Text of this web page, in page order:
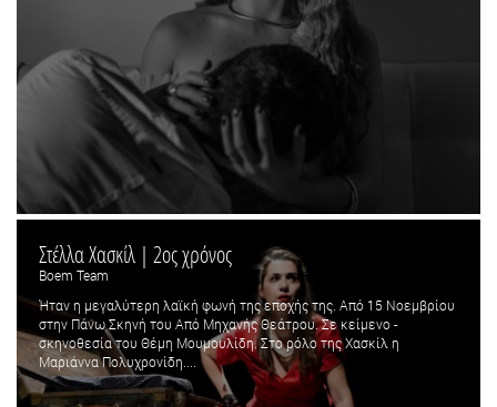
Στέλλα Χασκίλ | 2ος χρόνος
Boem Team
Ήταν η μεγαλύτερη λαϊκή φωνή της εποχής της. Από 15 Νοεμβρίου
στην Πάνω Σκηνή του Από Μηχανής Θεάτρου. Σε κείμενο -
σκηνοθεσία του Θέμη Μουμουλίδη. Στο ρόλο της Χασκίλ η
Μαριάννα Πολυχρονίδη....